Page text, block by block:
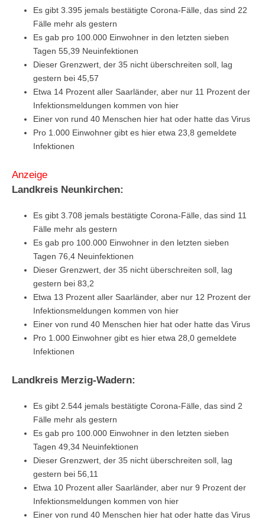
Es gibt 3.395 jemals bestätigte Corona-Fälle, das sind 22
Fälle mehr als gestern
Es gab pro 100.000 Einwohner in den letzten sieben
Tagen 55,39 Neuinfektionen
Dieser Grenzwert, der 35 nicht überschreiten soll, lag
gestern bei 45,57
Etwa 14 Prozent aller Saarländer, aber nur 11 Prozent der
Infektionsmeldungen kommen von hier
Einer von rund 40 Menschen hier hat oder hatte das Virus
Pro 1.000 Einwohner gibt es hier etwa 23,8 gemeldete
Infektionen
Anzeige
Landkreis Neunkirchen:
Es gibt 3.708 jemals bestätigte Corona-Fälle, das sind 11
Fälle mehr als gestern
Es gab pro 100.000 Einwohner in den letzten sieben
Tagen 76,4 Neuinfektionen
Dieser Grenzwert, der 35 nicht überschreiten soll, lag
gestern bei 83,2
Etwa 13 Prozent aller Saarländer, aber nur 12 Prozent der
Infektionsmeldungen kommen von hier
Einer von rund 40 Menschen hier hat oder hatte das Virus
Pro 1.000 Einwohner gibt es hier etwa 28,0 gemeldete
Infektionen
Landkreis Merzig-Wadern:
Es gibt 2.544 jemals bestätigte Corona-Fälle, das sind 2
Fälle mehr als gestern
Es gab pro 100.000 Einwohner in den letzten sieben
Tagen 49,34 Neuinfektionen
Dieser Grenzwert, der 35 nicht überschreiten soll, lag
gestern bei 56,11
Etwa 10 Prozent aller Saarländer, aber nur 9 Prozent der
Infektionsmeldungen kommen von hier
Einer von rund 40 Menschen hier hat oder hatte das Virus